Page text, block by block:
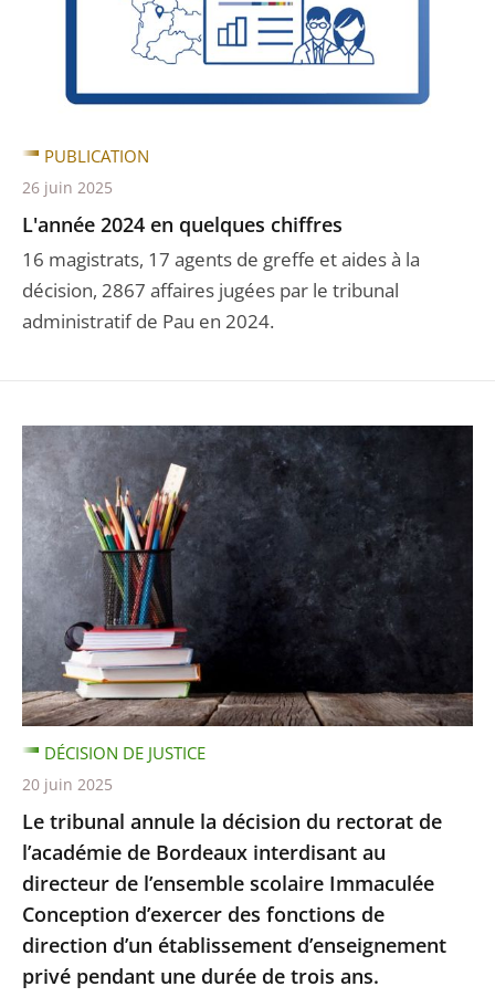
L'année 2024 en quelques chiffres
16 magistrats, 17 agents de greffe et aides à la
décision, 2867 affaires jugées par le tribunal
administratif de Pau en 2024.
PUBLICATION
26 juin 2025
Le tribunal annule la décision du rectorat de
l’académie de Bordeaux interdisant au
directeur de l’ensemble scolaire Immaculée
Conception d’exercer des fonctions de
direction d’un établissement d’enseignement
privé pendant une durée de trois ans.
DÉCISION DE JUSTICE
20 juin 2025